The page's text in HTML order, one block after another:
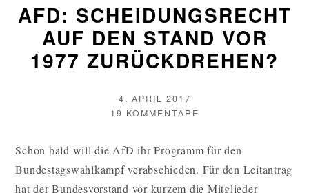
AFD: SCHEIDUNGSRECHT
AUF DEN STAND VOR
1977 ZURÜCKDREHEN?
VERÖFFENTLICHT
AM
4. APRIL 2017
AUTOR
19 KOMMENTARE
AUF
DEN
STAND
Schon bald will die AfD ihr Programm für den
Bundestagswahlkampf verabschieden. Für den Leitantrag
hat der Bundesvorstand vor kurzem die Mitglieder